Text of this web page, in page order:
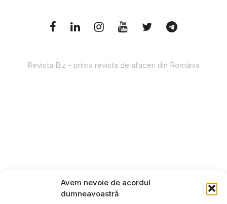
Avem nevoie de acordul
dumneavoastră
Revista Biz - prima revista de afaceri din România